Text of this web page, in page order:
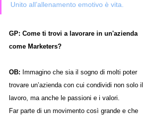
Unito all’allenamento emotivo è vita.
GP: Come ti trovi a lavorare in un'azienda
come Marketers?
OB: Immagino che sia il sogno di molti poter
trovare un’azienda con cui condividi non solo il
lavoro, ma anche le passioni e i valori.
Far parte di un movimento così grande e che